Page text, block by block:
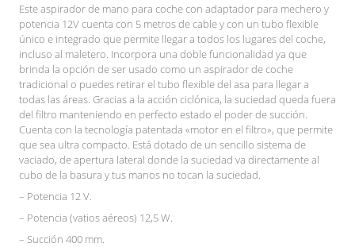
Este aspirador de mano para coche con adaptador para mechero y
potencia 12V cuenta con 5 metros de cable y con un tubo flexible
único e integrado que permite llegar a todos los lugares del coche,
incluso al maletero. Incorpora una doble funcionalidad ya que
brinda la opción de ser usado como un aspirador de coche
tradicional o puedes retirar el tubo flexible del asa para llegar a
todas las áreas. Gracias a la acción ciclónica, la suciedad queda fuera
del filtro manteniendo en perfecto estado el poder de succión.
Cuenta con la tecnología patentada «motor en el filtro», que permite
que sea ultra compacto. Está dotado de un sencillo sistema de
vaciado, de apertura lateral donde la suciedad va directamente al
cubo de la basura y tus manos no tocan la suciedad.
– Potencia 12 V.
– Potencia (vatios aéreos) 12,5 W.
– Succión 400 mm.